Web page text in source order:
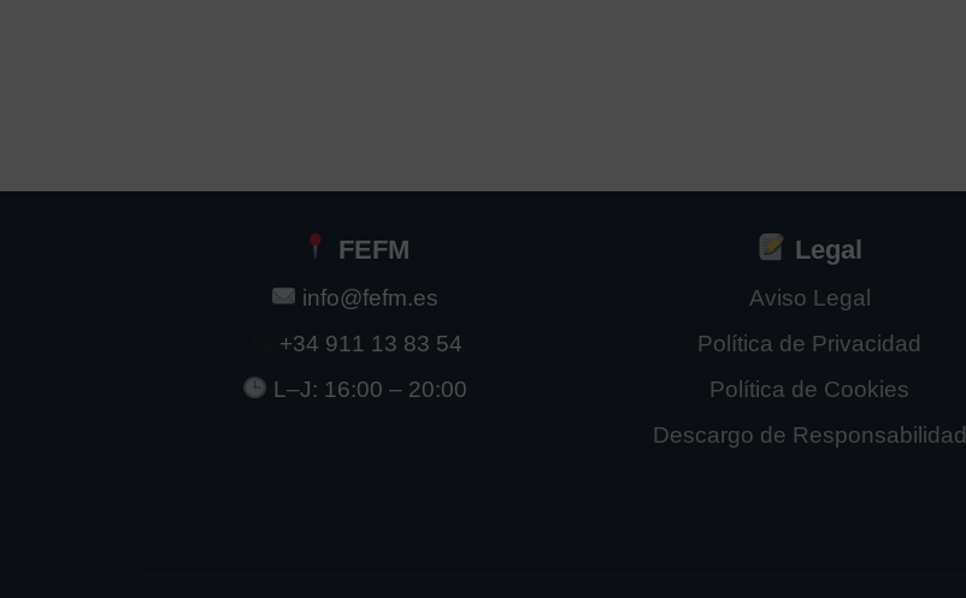
FEFM
info@fefm.es
+34 911 13 83 54
L–J: 16:00 – 20:00
Legal
Aviso Legal
Política de Privacidad
Política de Cookies
Descargo de Responsabilidad